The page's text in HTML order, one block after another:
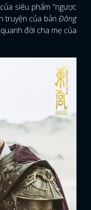
siêu phẩm “ngược
truyện của bản Đông
đời cha mẹ của